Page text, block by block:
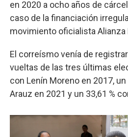
en 2020 a ocho años de
caso de la financiación
movimiento oficialista Alianza
El correísmo venía de
vueltas de las tres últimas
con Lenín Moreno en 2017,
Arauz en 2021 y un 33,61 %